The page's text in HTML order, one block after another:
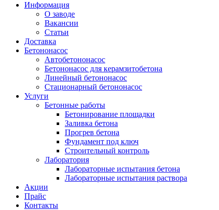
Информация
О заводе
Вакансии
Статьи
Доставка
Бетононасос
Автобетононасос
Бетононасос для керамзитобетона
Линейный бетононасос
Стационарный бетононасос
Услуги
Бетонные работы
Бетонирование площадки
Заливка бетона
Прогрев бетона
Фундамент под ключ
Строительный контроль
Лаборатория
Лабораторные испытания бетона
Лабораторные испытания раствора
Акции
Прайс
Контакты